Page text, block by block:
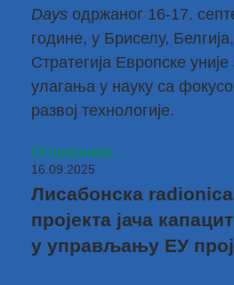
Days одржаног 16-17.
године, у Бриселу,
Стратегија Европске
улагања у науку са
развој технологије.
Опширније...
16.09.2025
Лисабонска
пројекта јача
у управљању ЕУ